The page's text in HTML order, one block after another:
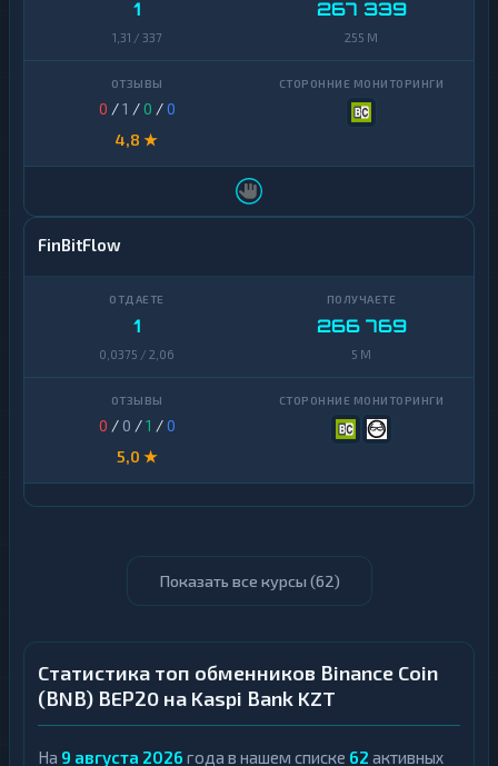
1
1,31 / 337
267 339
255 M
0 /1 /0 /0
4,8 ★
FinBitFlow
1
0,0375 / 2,06
266 769
5 M
0 / 0 /1 /0
5,0 ★
Показать все курсы (62)
Статистика топ обменников Binance Coin
(BNB) BEP20 на Kaspi Bank KZT
На 9 августа 2026 года в нашем списке 62 активных